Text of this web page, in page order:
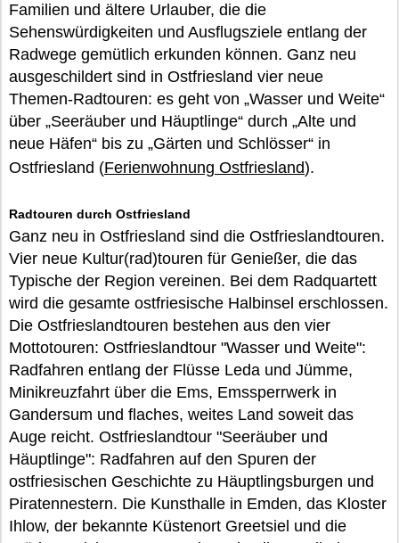
Familien und ältere Urlauber, die die
Sehenswürdigkeiten und Ausflugsziele entlang der
Radwege gemütlich erkunden können. Ganz neu
ausgeschildert sind in Ostfriesland vier neue
Themen-Radtouren: es geht von „Wasser und Weite“
über „Seeräuber und Häuptlinge“ durch „Alte und
neue Häfen“ bis zu „Gärten und Schlösser“ in
Ostfriesland (Ferienwohnung Ostfriesland).
Radtouren durch Ostfriesland
Ganz neu in Ostfriesland sind die Ostfrieslandtouren.
Vier neue Kultur(rad)touren für Genießer, die das
Typische der Region vereinen. Bei dem Radquartett
wird die gesamte ostfriesische Halbinsel erschlossen.
Die Ostfrieslandtouren bestehen aus den vier
Mottotouren: Ostfrieslandtour "Wasser und Weite":
Radfahren entlang der Flüsse Leda und Jümme,
Minikreuzfahrt über die Ems, Emssperrwerk in
Gandersum und flaches, weites Land soweit das
Auge reicht. Ostfrieslandtour "Seeräuber und
Häuptlinge": Radfahren auf den Spuren der
ostfriesischen Geschichte zu Häuptlingsburgen und
Piratennestern. Die Kunsthalle in Emden, das Kloster
Ihlow, der bekannte Küstenort Greetsiel und die